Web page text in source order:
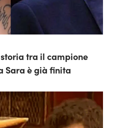
tra il campione
Sara è già finita